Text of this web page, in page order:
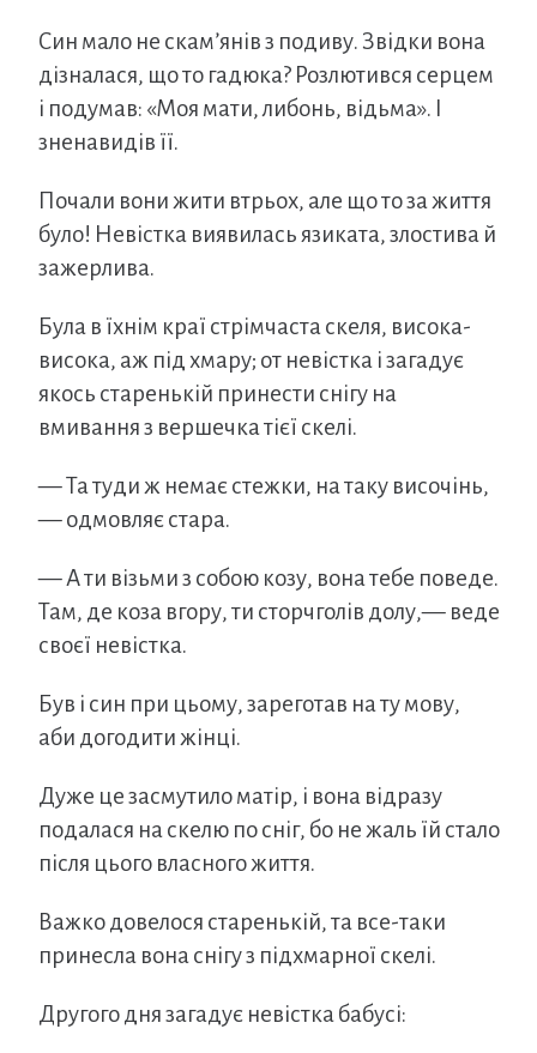
Син мало не скам’янів з подиву. Звідки вона
дізналася, що то гадюка? Розлютився серцем
і подумав: «Моя мати, либонь, відьма». І
зненавидів її.
Почали вони жити втрьох, але що то за життя
було! Невістка виявилась язиката, злостива й
зажерлива.
Була в їхнім краї стрімчаста скеля, висока-
висока, аж під хмару; от невістка і загадує
якось старенькій принести снігу на
вмивання з вершечка тієї скелі.
— Та туди ж немає стежки, на таку височінь,
— одмовляє стара.
— А ти візьми з собою козу, вона тебе поведе.
Там, де коза вгору, ти сторчголів долу,— веде
своєї невістка.
Був і син при цьому, зареготав на ту мову,
аби догодити жінці.
Дуже це засмутило матір, і вона відразу
подалася на скелю по сніг, бо не жаль їй стало
після цього власного життя.
Важко довелося старенькій, та все-таки
принесла вона снігу з підхмарної скелі.
Другого дня загадує невістка бабусі: